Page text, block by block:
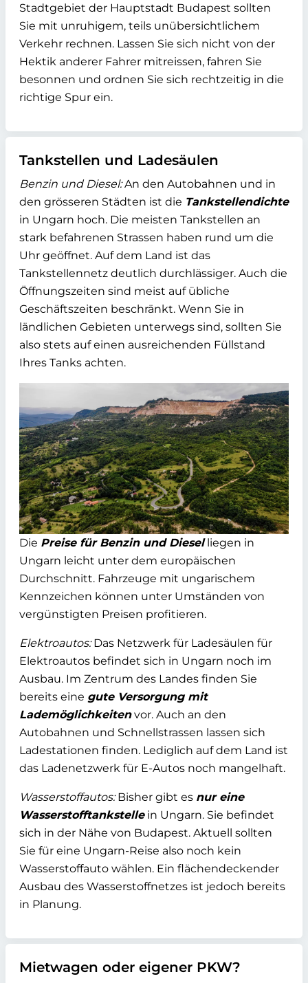
Stadtgebiet der Hauptstadt Budapest sollten
Sie mit unruhigem, teils unübersichtlichem
Verkehr rechnen. Lassen Sie sich nicht von der
Hektik anderer Fahrer mitreissen, fahren Sie
besonnen und ordnen Sie sich rechtzeitig in die
richtige Spur ein.
Tankstellen und Ladesäulen
Benzin und Diesel:An den Autobahnen und in
den grösseren Städten ist die Tankstellendichte
in Ungarn hoch. Die meisten Tankstellen an
stark befahrenen Strassen haben rund um die
Uhr geöffnet. Auf dem Land ist das
Tankstellennetz deutlich durchlässiger. Auch die
Öffnungszeiten sind meist auf übliche
Geschäftszeiten beschränkt. Wenn Sie in
ländlichen Gebieten unterwegs sind, sollten Sie
also stets auf einen ausreichenden Füllstand
Ihres Tanks achten.
Die Preise für Benzin und Dieselliegen in
Ungarn leicht unter dem europäischen
Durchschnitt. Fahrzeuge mit ungarischem
Kennzeichen können unter Umständen von
vergünstigten Preisen profitieren.
Elektroautos:Das Netzwerk für Ladesäulen für
Elektroautos befindet sich in Ungarn noch im
Ausbau. Im Zentrum des Landes finden Sie
bereits eine gute Versorgung mit
Lademöglichkeitenvor. Auch an den
Autobahnen und Schnellstrassen lassen sich
Ladestationen finden. Lediglich auf dem Land ist
das Ladenetzwerk für E-Autos noch mangelhaft.
Wasserstoffautos:Bisher gibt es nur eine
Wasserstofftankstellein Ungarn. Sie befindet
sich in der Nähe von Budapest. Aktuell sollten
Sie für eine Ungarn-Reise also noch kein
Wasserstoffauto wählen. Ein flächendeckender
Ausbau des Wasserstoffnetzes ist jedoch bereits
in Planung.
Mietwagen oder eigener PKW?